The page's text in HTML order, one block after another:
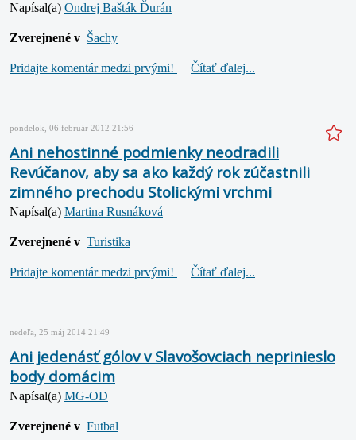
Napísal(a) Ondrej Bašták Ďurán
Zverejnené v Šachy
Pridajte komentár medzi prvými! Čítať ďalej...
pondelok, 06 február 2012 21:56
Ani nehostinné podmienky neodradili
Revúčanov, aby sa ako každý rok zúčastnili
zimného prechodu Stolickými vrchmi
Napísal(a) Martina Rusnáková
Zverejnené v Turistika
Pridajte komentár medzi prvými! Čítať ďalej...
nedeľa, 25 máj 2014 21:49
Ani jedenásť gólov v Slavošovciach neprinieslo
body domácim
Napísal(a) MG-OD
Zverejnené v Futbal